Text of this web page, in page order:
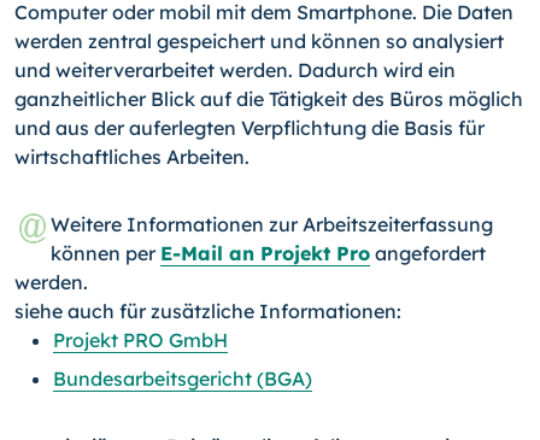
Computer oder mobil mit dem Smartphone. Die Daten
werden zentral gespeichert und können so analysiert
und weiterverarbeitet werden. Dadurch wird ein
ganzheitlicher Blick auf die Tätigkeit des Büros möglich
und aus der auferlegten Verpflichtung die Basis für
wirtschaftliches Arbeiten.
Weitere Informationen zur Arbeitszeiterfassung
können per E-Mail an Projekt Pro angefordert
werden.
siehe auch für zusätzliche Informationen:
Projekt PRO GmbH
Bundesarbeitsgericht (BGA)